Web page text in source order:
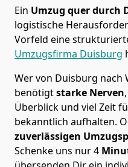
Ein Umzug quer durch
logistische
Vorfeld eine
Umzugsfirma Duisburg
Wer von Duisburg nach
benötigtstarke Nerven
Überblick und viel Zeit
bekanntlich aufhalten.
zuverlässigen
Schenke uns nur4